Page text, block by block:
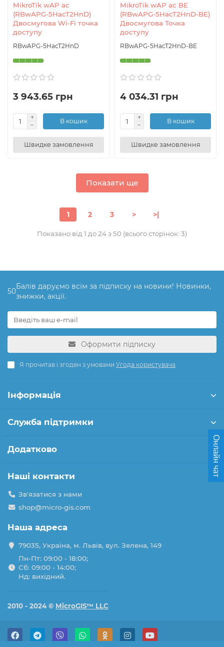
MikroTik wAP ac
(RBwAPG-5HacT2HnD)
Двосмугова Wi-Fi точка
доступу
RBwAPG-5HacT2HnD
3 943.65 грн
В кошик
Швидке замовлення
MikroTik wAP ac BE
(RBwAPG-5HacT2HnD-BE)
Двосмугова Точка
доступу
RBwAPG-5HacT2HnD-BE
4 034.31 грн
В кошик
Швидке замовлення
Показати ще
1 2 3 > >|
Показано від 1 до 24 з 50 (всього сторінок: 3)
50
Балів даруємо всім за підписку на новини! Новинки,
знижки, акції.
Оформити підписку
Я прочитав і згоден з умовами Угода користувача
Інформація
Служба підтримки
Додатково
Наші контакти
Зв'язатися з нами
shop@micro-gis.com
Наша адреса
79035, Україна, м. Львів, вул. Зелена, 149
Пн-Пт: 09:00 - 18:00;
Сб: 09:00 - 14:00;
Нд: вихідний.
2010 - 2024 © MicroGIS™ LLC
Онлайн чат